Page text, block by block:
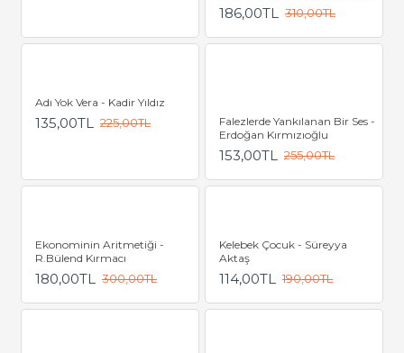
186,00TL 310,00TL
Adı Yok Vera - Kadir Yıldız
135,00TL 225,00TL
Falezlerde Yankılanan Bir Ses -
Erdoğan Kırmızıoğlu
153,00TL 255,00TL
Ekonominin Aritmetiği -
R.Bülend Kırmacı
180,00TL 300,00TL
Kelebek Çocuk - Süreyya
Aktaş
114,00TL 190,00TL